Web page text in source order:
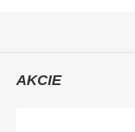
AKCIE